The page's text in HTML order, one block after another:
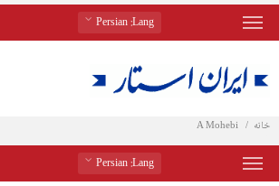
Lang
: Persian
خانه A Mohebi
Lang
: Persian